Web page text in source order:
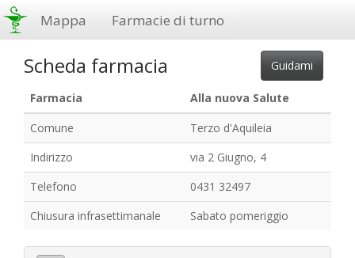
Mappa Farmacie di turno
Scheda farmacia
Farmacia
Alla nuova Salute
Comune
Terzo d'Aquileia
Indirizzo
via 2 Giugno, 4
Telefono
0431 32497
Chiusura infrasettimanale
Sabato pomeriggio